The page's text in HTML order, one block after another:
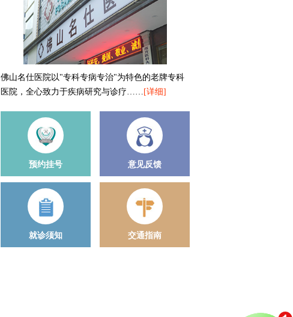
佛山名仕医院以"专科专病专治"为特色的老牌专科
医院，全心致力于疾病研究与诊疗…… [详细]
预约挂号 意见反馈
就诊须知 交通指南